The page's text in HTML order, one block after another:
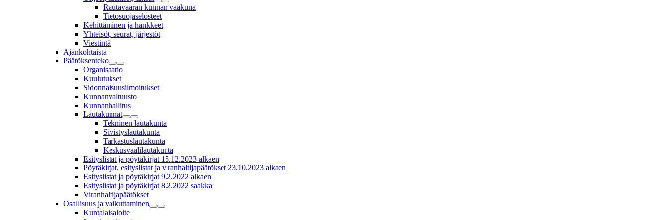
Rautavaaran kunnan vaakuna
Tietosuojaselosteet
Kehittäminen ja hankkeet
Yhteisöt, seurat, järjestöt
Viestintä
Ajankohtaista
Päätöksenteko
Organisaatio
Kuulutukset
Sidonnaisuusilmoitukset
Kunnanvaltuusto
Kunnanhallitus
Lautakunnat
Tekninen lautakunta
Sivistyslautakunta
Tarkastuslautakunta
Keskusvaalilautakunta
Esityslistat ja pöytäkirjat 15.12.2023 alkaen
Pöytäkirjat, esityslistat ja viranhaltijapäätökset 23.10.2023 alkaen
Esityslistat ja pöytäkirjat 9.2.2022 alkaen
Esityslistat ja pöytäkirjat 8.2.2022 saakka
Viranhaltijapäätökset
Osallisuus ja vaikuttaminen
Kuntalaisaloite